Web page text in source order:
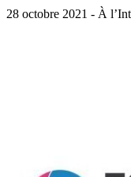
28 octobre 2021 - À